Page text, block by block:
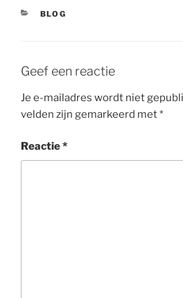
CATEGORIEËN
BLOG
Geef een reactie
Je e-mailadres wordt niet
velden zijn gemarkeerd met*
Reactie*